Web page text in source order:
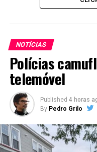
NOTÍCIAS
Polícias
telemóvel
Published 4 horas
By Pedro Grilo